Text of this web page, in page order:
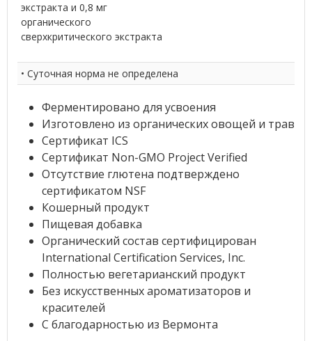
экстракта и 0,8 мг
органического
сверхкритического экстракта
• Суточная норма не определена
Ферментировано для усвоения
Изготовлено из органических овощей и трав
Сертификат ICS
Сертификат Non-GMO Project Verified
Отсутствие глютена подтверждено
сертификатом NSF
Кошерный продукт
Пищевая добавка
Органический состав сертифицирован
International Certification Services, Inc.
Полностью вегетарианский продукт
Без искусственных ароматизаторов и
красителей
С благодарностью из Вермонта